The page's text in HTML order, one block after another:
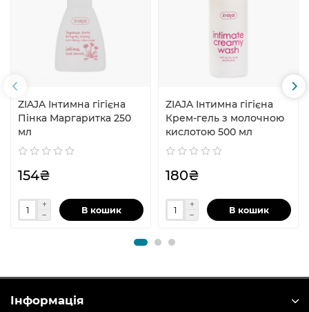
ZIAJA Інтимна гігієна
Пінка Маргаритка 250
мл
154₴
В кошик
ZIAJA Інтимна гігієна
Крем-гель з молочною
кислотою 500 мл
180₴
В кошик
Інформація